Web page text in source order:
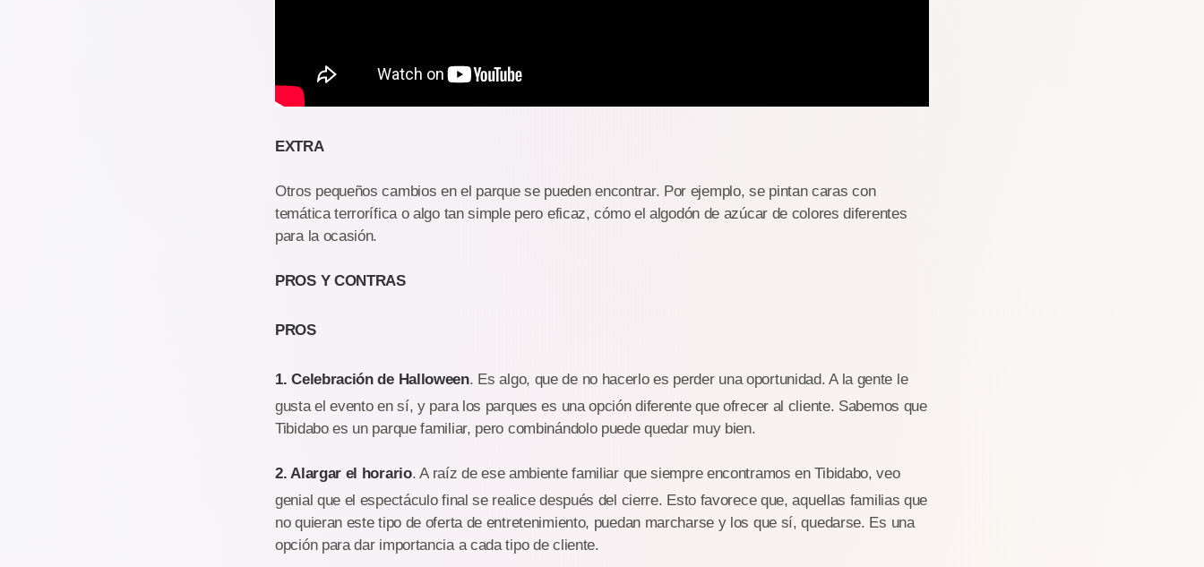
EXTRA
Otros pequeños cambios en el parque se pueden encontrar. Por ejemplo, se pintan caras con
temática terrorífica o algo tan simple pero eficaz, cómo el algodón de azúcar de colores diferentes
para la ocasión.
PROS Y CONTRAS
PROS
1. Celebración de Halloween. Es algo, que de no hacerlo es perder una oportunidad. A la gente le
gusta el evento en sí, y para los parques es una opción diferente que ofrecer al cliente. Sabemos que
Tibidabo es un parque familiar, pero combinándolo puede quedar muy bien.
2. Alargar el horario. A raíz de ese ambiente familiar que siempre encontramos en Tibidabo, veo
genial que el espectáculo final se realice después del cierre. Esto favorece que, aquellas familias que
no quieran este tipo de oferta de entretenimiento, puedan marcharse y los que sí, quedarse. Es una
opción para dar importancia a cada tipo de cliente.